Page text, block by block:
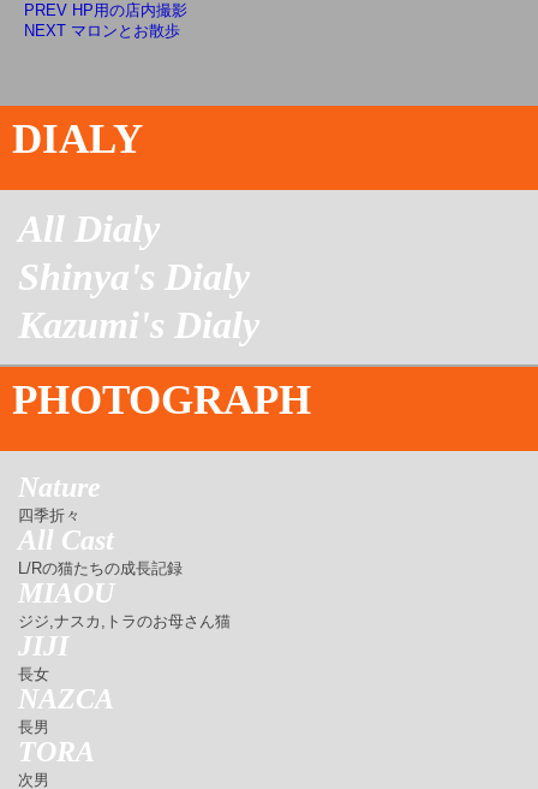
PREV HP用の店内撮影
NEXT マロンとお散歩
DIALY
All Dialy
Shinya's Dialy
Kazumi's Dialy
PHOTOGRAPH
Nature
四季折々
All Cast
L/Rの猫たちの成長記録
MIAOU
ジジ,ナスカ,トラのお母さん猫
JIJI
長女
NAZCA
長男
TORA
次男